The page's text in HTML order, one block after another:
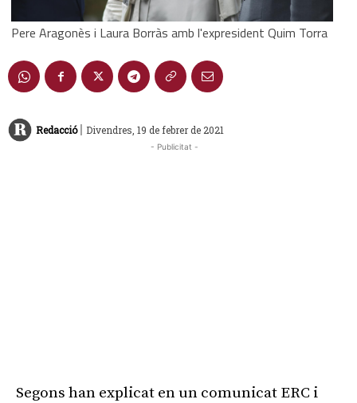
Pere Aragonès i Laura Borràs amb l'expresident Quim Torra
Redacció | Divendres, 19 de febrer de 2021
- Publicitat -
Segons han explicat en un comunicat ERC i